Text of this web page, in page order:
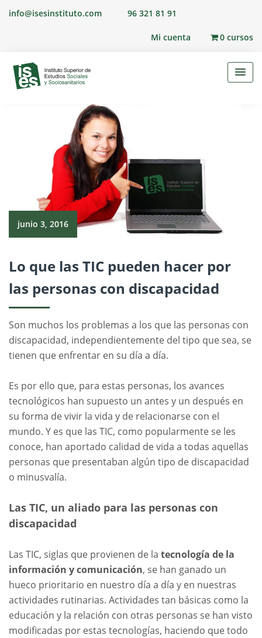
Skipinfo@isesinstituto.com 96 321 81 91
Mi cuenta 0 cursos
junio 3, 2016
Lo que las TIC pueden hacer por
las personas con discapacidad
Son muchos los problemas a los que las personas con
discapacidad, independientemente del tipo que sea, se
tienen que enfrentar en su día a día.
Es por ello que, para estas personas, los avances
tecnológicos han supuesto un antes y un después en
su forma de vivir la vida y de relacionarse con el
mundo. Y es que las TIC, como popularmente se les
conoce, han aportado calidad de vida a todas aquellas
personas que presentaban algún tipo de discapacidad
o minusvalía.
Las TIC, un aliado para las personas con
discapacidad
Las TIC, siglas que provienen de la tecnología de la
información y comunicación, se han ganado un
hueco prioritario en nuestro día a día y en nuestras
actividades rutinarias. Actividades tan básicas como la
educación y la relación con otras personas se han visto
modificadas por estas tecnologías, haciendo que todo